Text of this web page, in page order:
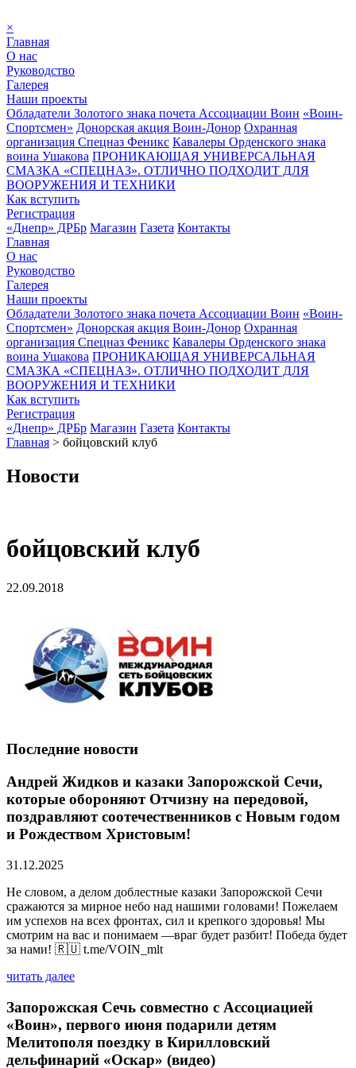
×
Главная
О нас
Руководство
Галерея
Наши проекты
Обладатели Золотого знака почета Ассоциации Воин «Воин-
Спортсмен» Донорская акция Воин-Донор Охранная
организация Спецназ Феникс Кавалеры Орденского знака
воина Ушакова ПРОНИКАЮЩАЯ УНИВЕРСАЛЬНАЯ
СМАЗКА «СПЕЦНАЗ». ОТЛИЧНО ПОДХОДИТ ДЛЯ
ВООРУЖЕНИЯ И ТЕХНИКИ
Как вступить
Регистрация
«Днепр» ДРБр Магазин Газета Контакты
Главная
О нас
Руководство
Галерея
Наши проекты
Обладатели Золотого знака почета Ассоциации Воин «Воин-
Спортсмен» Донорская акция Воин-Донор Охранная
организация Спецназ Феникс Кавалеры Орденского знака
воина Ушакова ПРОНИКАЮЩАЯ УНИВЕРСАЛЬНАЯ
СМАЗКА «СПЕЦНАЗ». ОТЛИЧНО ПОДХОДИТ ДЛЯ
ВООРУЖЕНИЯ И ТЕХНИКИ
Как вступить
Регистрация
«Днепр» ДРБр Магазин Газета Контакты
Главная > бойцовский клуб
Новости
бойцовский клуб
22.09.2018
Последние новости
Андрей Жидков и казаки Запорожской Сечи,
которые обороняют Отчизну на передовой,
поздравляют соотечественников с Новым годом
и Рождеством Христовым!
31.12.2025
Не словом, а делом доблестные казаки Запорожской Сечи
сражаются за мирное небо над нашими головами! Пожелаем
им успехов на всех фронтах, сил и крепкого здоровья! Мы
смотрим на вас и понимаем —враг будет разбит! Победа будет
за нами! 🇷🇺 t.me/VOIN_mlt
читать далее
Запорожская Сечь совместно с Ассоциацией
«Воин», первого июня подарили детям
Мелитополя поездку в Кирилловский
дельфинарий «Оскар» (видео)